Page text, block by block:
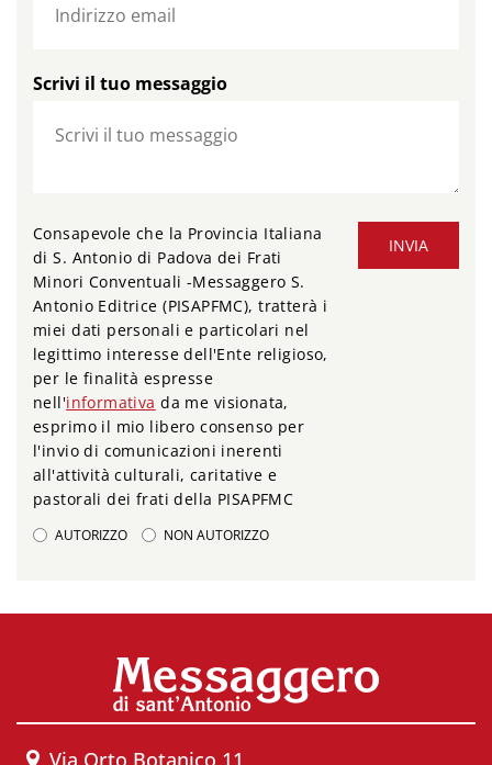
Scrivi il tuo messaggio
INVIA
Consapevole che la Provincia Italiana
di S. Antonio di Padova dei Frati
Minori Conventuali -Messaggero S.
Antonio Editrice (PISAPFMC), tratterà i
miei dati personali e particolari nel
legittimo interesse dell'Ente religioso,
per le finalità espresse
nell'informativa da me visionata,
esprimo il mio libero consenso per
l'invio di comunicazioni inerenti
all'attività culturali, caritative e
pastorali dei frati della PISAPFMC
AUTORIZZO NON AUTORIZZO
Via Orto Botanico 11